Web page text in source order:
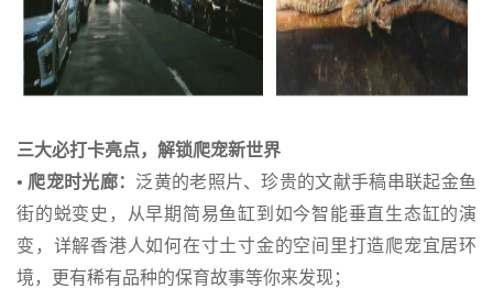
三大必打卡亮点，解锁爬宠新世界
• 爬宠时光廊： 泛黄的老照片、珍贵的文献手稿串联起金鱼
街的蜕变史，从早期简易鱼缸到如今智能垂直生态缸的演
变，详解香港人如何在寸土寸金的空间里打造爬宠宜居环
境，更有稀有品种的保育故事等你来发现；